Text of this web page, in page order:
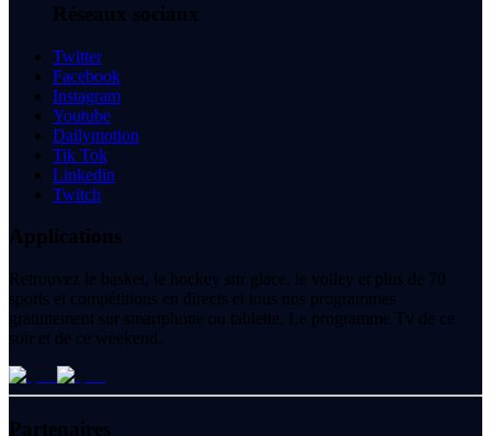
Réseaux sociaux
Twitter
Facebook
Instagram
Youtube
Dailymotion
Tik Tok
Linkedin
Twitch
Applications
Retrouvez le basket, le hockey sur glace, le volley et plus de 70
sports et compétitions en directs et tous nos programmes
gratuitement sur smartphone ou tablette. Le programme Tv de ce
soir et de ce weekend.
Partenaires